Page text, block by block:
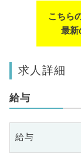
こちら
最新
求人詳細
給与
給与